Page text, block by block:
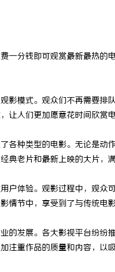
一分钱即可观赏最新最热
影模式。观众们不再需要
让人们更加愿意花时间欣赏
各种类型的电影。无论是
典老片和最新上映的大片，
户体验。观影过程中，观
情节中，享受到了与传统电
的发展。各大影视平台纷
注重作品的质量和内容，以